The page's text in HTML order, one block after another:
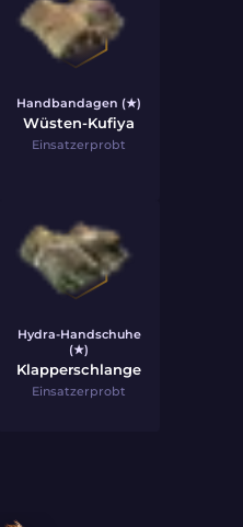
Handbandagen (★)
Wüsten-Kufiya
Einsatzerprobt
Hydra-Handschuhe
(★)
Klapperschlange
Einsatzerprobt